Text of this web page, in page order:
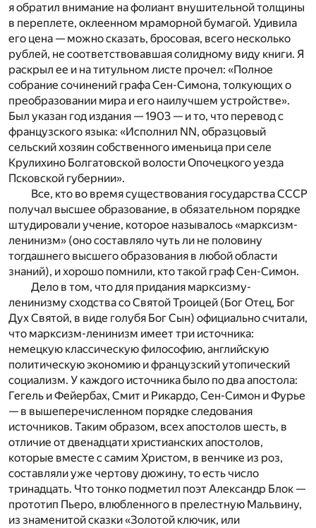
я обратил внимание на фолиант внушительной толщины
в переплете, оклеенном мраморной бумагой. Удивила
его цена — можно сказать, бросовая, всего несколько
рублей, не соответствовавшая солидному виду книги. Я
раскрыл ее и на титульном листе прочел: «Полное
собрание сочинений графа Сен-Симона, толкующих о
преобразовании мира и его наилучшем устройстве».
Был указан год издания — 1903 — и то, что перевод с
французского языка: «Исполнил NN, образцовый
сельский хозяин собственного именьица при селе
Крулихино Болгатовской волости Опочецкого уезда
Псковской губернии».
Все, кто во время существования государства СССР
получал высшее образование, в обязательном порядке
штудировали учение, которое называлось «марксизм-
ленинизм» (оно составляло чуть ли не половину
тогдашнего высшего образования в любой области
знаний), и хорошо помнили, кто такой граф Сен-Симон.
Дело в том, что для придания марксизму-
ленинизму сходства со Святой Троицей (Бог Отец, Бог
Дух Святой, в виде голубя Бог Сын) официально считали,
что марксизм-ленинизм имеет три источника:
немецкую классическую философию, английскую
политическую экономию и французский утопический
социализм. У каждого источника было по два апостола:
Гегель и Фейербах, Смит и Рикардо, Сен-Симон и Фурье
— в вышеперечисленном порядке следования
источников. Таким образом, всех апостолов шесть, в
отличие от двенадцати христианских апостолов,
которые вместе с самим Христом, в венчике из роз,
составляли уже чертову дюжину, то есть число
тринадцать. Что тонко подметил поэт Александр Блок —
прототип Пьеро, влюбленного в прелестную Мальвину,
из знаменитой сказки «Золотой ключик, или